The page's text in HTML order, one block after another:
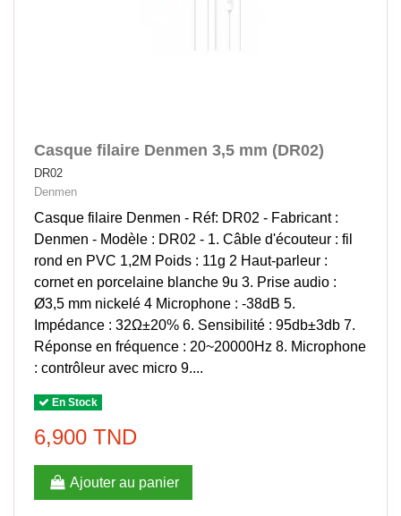
Casque filaire Denmen 3,5 mm (DR02)
DR02
Denmen
Casque filaire Denmen - Réf: DR02 - Fabricant :
Denmen - Modèle : DR02 - 1. Câble d'écouteur : fil
rond en PVC 1,2M Poids : 11g 2 Haut-parleur :
cornet en porcelaine blanche 9u 3. Prise audio :
Ø3,5 mm nickelé 4 Microphone : -38dB 5.
Impédance : 32Ω±20% 6. Sensibilité : 95db±3db 7.
Réponse en fréquence : 20~20000Hz 8. Microphone
: contrôleur avec micro 9....
En Stock
6,900 TND
Ajouter au panier